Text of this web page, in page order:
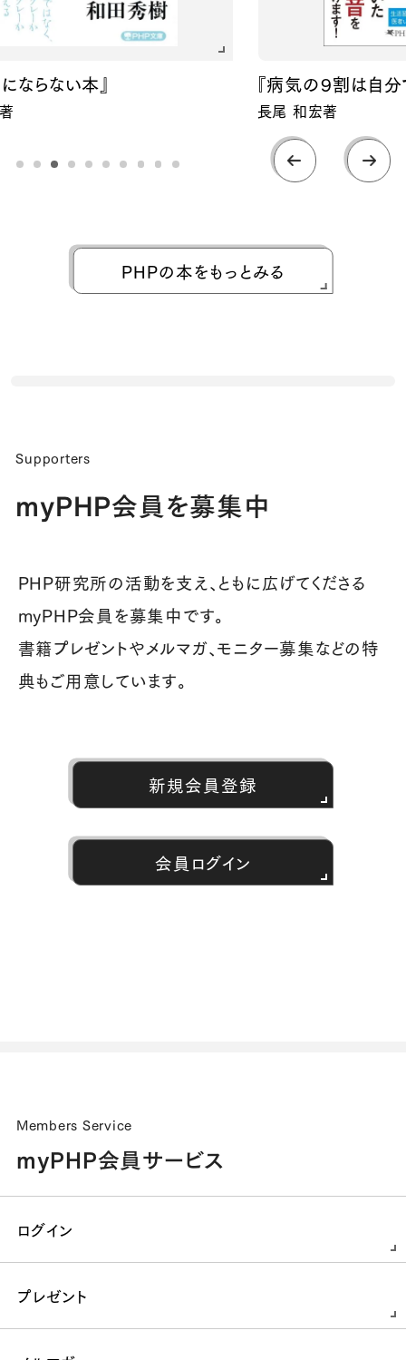
PHPの本をもっとみる
ない本』 『病気の９割は自分で治
長尾 和宏著
Supporters
myPHP会員を募集中
PHP研究所の活動を支え、ともに広げてくださる
myPHP会員を募集中です。
書籍プレゼントやメルマガ、モニター募集などの特
典もご用意しています。
新規会員登録
会員ログイン
Members Service
myPHP会員サービス
ログイン
プレゼント